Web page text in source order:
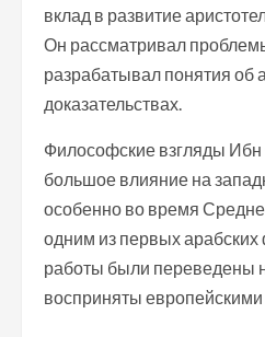
вклад в развитие
Он рассматривал
разрабатывал понятия об
доказательствах.
Философские взгляды
большое влияние на
особенно во время
одним из первых
работы были переведены
восприняты